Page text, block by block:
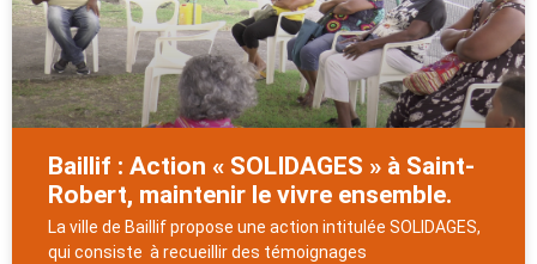
Baillif : Action « SOLIDAGES » à Saint-
Robert, maintenir le vivre ensemble.
La ville de Baillif propose une action intitulée SOLIDAGES,
qui consiste à recueillir des témoignages